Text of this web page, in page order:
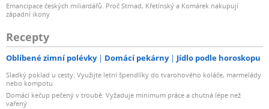
Emancipace českých miliardářů. Proč Strnad, Křetínský a Komárek nakupují
západní ikony
Recepty
Oblíbené zimní polévky Domácí pekárny Jídlo podle horoskopu
Sladký poklad u cesty: Využijte letní špendlíky do tvarohového koláče, marmelády
nebo kompotu
Domácí kečup pečený v troubě: Vyžaduje minimum práce a chutná lépe než
vařený